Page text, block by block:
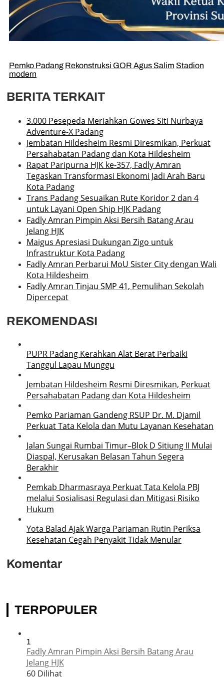
Pemko Padang Rekonstruksi GOR Agus Salim Stadion
modern
BERITA TERKAIT
3.000 Pesepeda Meriahkan Gowes Siti Nurbaya
Adventure-X Padang
Jembatan Hildesheim Resmi Diresmikan, Perkuat
Persahabatan Padang dan Kota Hildesheim
Rapat Paripurna HJK ke-357, Fadly Amran
Tegaskan Transformasi Ekonomi Jadi Arah Baru
Kota Padang
Trans Padang Sesuaikan Rute Koridor 2 dan 4
untuk Layani Open Ship HJK Padang
Fadly Amran Pimpin Aksi Bersih Batang Arau
Jelang HJK
Maigus Apresiasi Dukungan Zigo untuk
Infrastruktur Kota Padang
Fadly Amran Perbarui MoU Sister City dengan Wali
Kota Hildesheim
Fadly Amran Tinjau SMP 41, Pemulihan Sekolah
Dipercepat
REKOMENDASI
PUPR Padang Kerahkan Alat Berat Perbaiki
Tanggul Lapau Munggu
Jembatan Hildesheim Resmi Diresmikan, Perkuat
Persahabatan Padang dan Kota Hildesheim
Pemko Pariaman Gandeng RSUP Dr. M. Djamil
Perkuat Tata Kelola dan Mutu Layanan Kesehatan
Jalan Sungai Rumbai Timur–Blok D Sitiung II Mulai
Diaspal, Kerusakan Belasan Tahun Segera
Berakhir
Pemkab Dharmasraya Perkuat Tata Kelola PBJ
melalui Sosialisasi Regulasi dan Mitigasi Risiko
Hukum
Yota Balad Ajak Warga Pariaman Rutin Periksa
Kesehatan Cegah Penyakit Tidak Menular
Komentar
TERPOPULER
1
Fadly Amran Pimpin Aksi Bersih Batang Arau
Jelang HJK
60 Dilihat